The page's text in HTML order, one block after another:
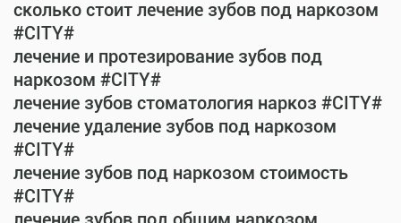
сколько стоит лечение зубов под наркозом
#CITY#
лечение и протезирование зубов под
наркозом #CITY#
лечение зубов стоматология наркоз #CITY#
лечение удаление зубов под наркозом
#CITY#
лечение зубов под наркозом стоимость
#CITY#